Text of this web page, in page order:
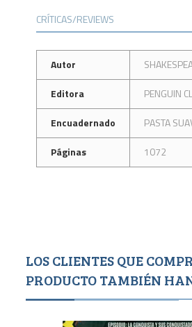
CRÍTICAS/REVIEWS
Autor
Editora
PENGUIN
Encuadernado
PASTA
Páginas
1072
LOS CLIENTES QUE
PRODUCTO TAMBIÉN